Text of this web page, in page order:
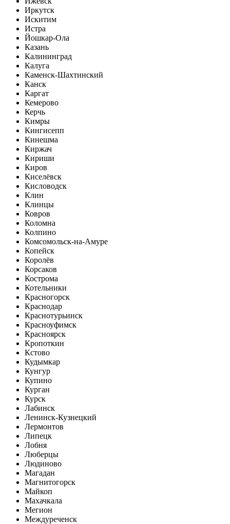
Иркутск
Искитим
Истра
Йошкар-Ола
Казань
Калининград
Калуга
Каменск-Шахтинский
Канск
Каргат
Кемерово
Керчь
Кимры
Кингисепп
Кинешма
Киржач
Кириши
Киров
Киселёвск
Кисловодск
Клин
Клинцы
Ковров
Коломна
Колпино
Комсомольск-на-Амуре
Копейск
Королёв
Корсаков
Кострома
Котельники
Красногорск
Краснодар
Краснотурьинск
Красноуфимск
Красноярск
Кропоткин
Кстово
Кудымкар
Кунгур
Купино
Курган
Курск
Лабинск
Ленинск-Кузнецкий
Лермонтов
Липецк
Лобня
Люберцы
Людиново
Магадан
Магнитогорск
Майкоп
Махачкала
Мегион
Междуреченск